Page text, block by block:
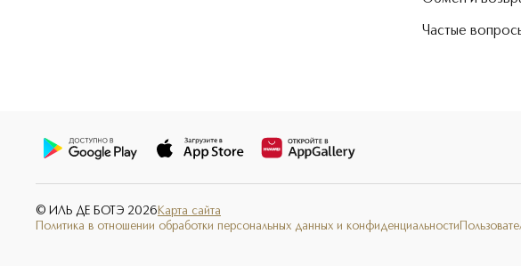
Частые
© ИЛЬ ДЕ БОТЭ 2026 Карта сайта
Политика в отношении обработки персональных данных и конфиденциальности